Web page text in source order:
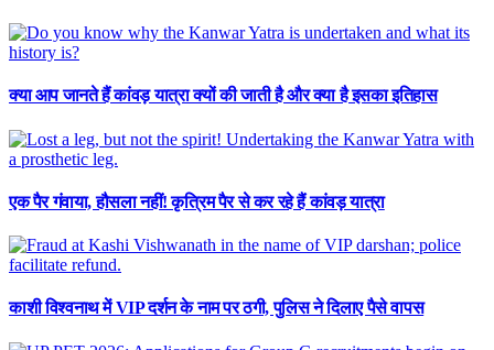
क्या आप जानते हैं कांवड़ यात्रा क्यों की जाती है और क्या है इसका इतिहास
एक पैर गंवाया, हौसला नहीं! कृत्रिम पैर से कर रहे हैं कांवड़ यात्रा
काशी विश्वनाथ में VIP दर्शन के नाम पर ठगी, पुलिस ने दिलाए पैसे वापस